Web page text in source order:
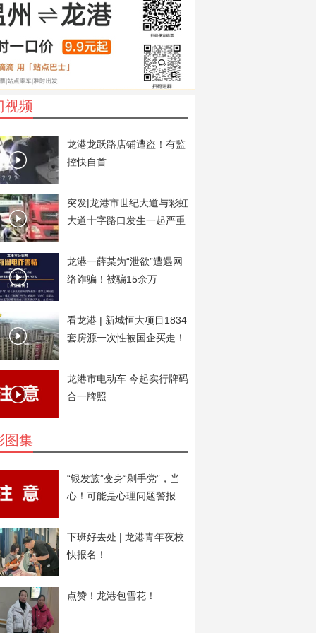
视频
龙港龙跃路店铺遭盗！有监
控快自首
突发|龙港市世纪大道与彩虹
大道十字路口发生一起严重
龙港一薛某为“泄欲”遭遇网
络诈骗！被骗15余万
看龙港 | 新城恒大项目1834
套房源一次性被国企买走！
龙港市电动车 今起实行牌码
合一牌照
图集
“银发族”变身“剁手党”，当
心！可能是心理问题警报
下班好去处 | 龙港青年夜校
快报名！
点赞！龙港包雪花！